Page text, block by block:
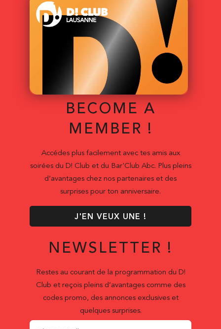
BECOME A
MEMBER !
Accédes plus facilement avec tes amis aux
soirées du D! Club et du Bar'Club Abc. Plus pleins
d’avantages chez nos partenaires et des
surprises pour ton anniversaire.
J'EN VEUX UNE !
NEWSLETTER !
Restes au courant de la programmation du D!
Club et reçois pleins d’avantages comme des
codes promo, des annonces exclusives et
quelques surprises.